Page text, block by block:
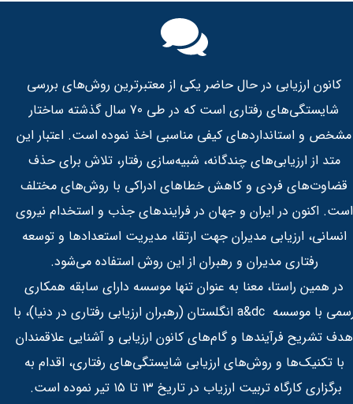
کانون ارزیابی در حال حاضر یکی از معتبرترین روش‌های بررسی
شایستگی‌های رفتاری است که در طی 70 سال گذشته ساختار
مشخص و استانداردهای کیفی مناسبی اخذ نموده است. اعتبار این
متد از ارزیابی‌های چندگانه، شبیه‌سازی رفتار، تلاش برای حذف
قضاوت‌های فردی و کاهش خطاهای ادراکی با روش‌های مختلف
است. اکنون در ایران و جهان در فرایندهای جذب و استخدام نیروی
انسانی، ارزیابی مدیران جهت ارتقا، مدیریت استعدادها و توسعه
رفتاری مدیران و رهبران از این روش استفاده می‌شود.
در همین راستا، معنا به عنوان تنها موسسه دارای سابقه همکاری
رسمی با موسسه a&dc انگلستان (رهبران ارزیابی رفتاری در دنیا)، با
هدف تشریح فرآیندها و گام‌های کانون ارزیابی و آشنایی علاقمندان
با تکنیک‌ها و روش‌های ارزیابی شایستگی‌های رفتاری، اقدام به
برگزاری کارگاه تربيت ارزياب در تاريخ ۱۳ تا ۱۵ تیر نموده است. ​​​​​​​